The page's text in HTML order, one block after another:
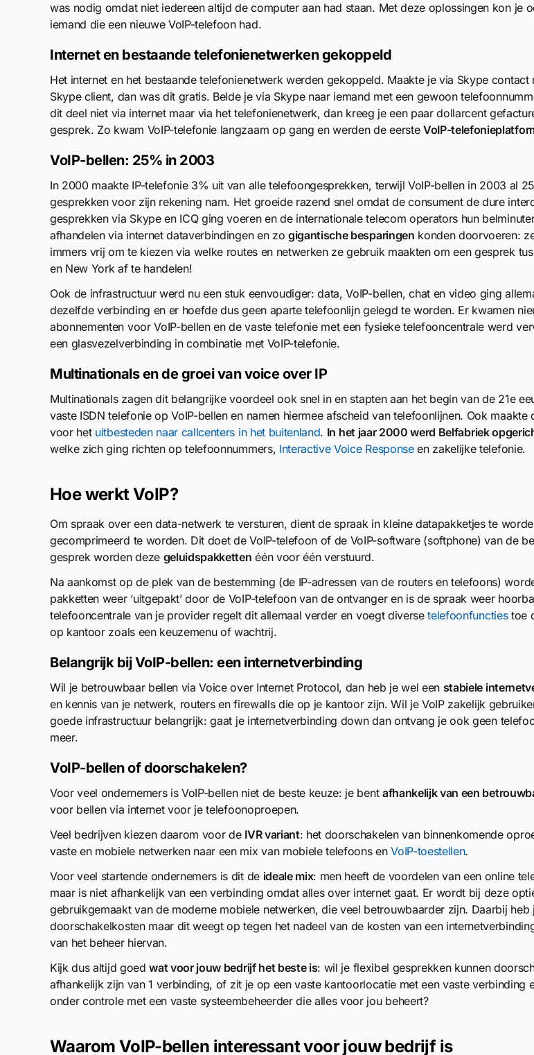
was nodig omdat niet iedereen altijd de computer aan had staan. Met deze oplossingen kon je
iemand die een nieuwe VoIP-telefoon had.
Internet en bestaande telefonienetwerken gekoppeld
Het internet en het bestaande telefonienetwerk werden gekoppeld. Maakte je via Skype contact
Skype client, dan was dit gratis. Belde je via Skype naar iemand met een gewoon
dit deel niet via internet maar via het telefonienetwerk, dan kreeg je een paar dollarcent
gesprek. Zo kwam VoIP-telefonie langzaam op gang en werden de eerste VoIP-
VoIP-bellen: 25% in 2003
In 2000 maakte IP-telefonie 3% uit van alle telefoongesprekken, terwijl VoIP-bellen in 2003 al
gesprekken voor zijn rekening nam. Het groeide razend snel omdat de consument de dure
gesprekken via Skype en ICQ ging voeren en de internationale telecom operators hun
afhandelen via internet dataverbindingen en zo gigantische besparingen konden doorvoeren:
immers vrij om te kiezen via welke routes en netwerken ze gebruik maakten om een gesprek
en New York af te handelen!
Ook de infrastructuur werd nu een stuk eenvoudiger: data, VoIP-bellen, chat en video ging
dezelfde verbinding en er hoefde dus geen aparte telefoonlijn gelegd te worden. Er kwamen
abonnementen voor VoIP-bellen en de vaste telefonie met een fysieke telefooncentrale werd
een glasvezelverbinding in combinatie met VoIP-telefonie.
Multinationals en de groei van voice over IP
Multinationals zagen dit belangrijke voordeel ook snel in en stapten aan het begin van de 21e
vaste ISDN telefonie op VoIP-bellen en namen hiermee afscheid van telefoonlijnen. Ook maakte
voor het uitbesteden naar callcenters in het buitenland. In het jaar 2000 werd Belfabriek
welke zich ging richten op telefoonnummers, Interactive Voice Responseen zakelijke telefonie.
Hoe werkt VoIP?
Om spraak over een data-netwerk te versturen, dient de spraak in kleine datapakketjes te
gecomprimeerd te worden. Dit doet de VoIP-telefoon of de VoIP-software (softphone) van de
gesprek worden deze geluidspakketten één voor één verstuurd.
Na aankomst op de plek van de bestemming (de IP-adressen van de routers en telefoons)
pakketten weer ‘uitgepakt’ door de VoIP-telefoon van de ontvanger en is de spraak weer
telefooncentrale van je provider regelt dit allemaal verder en voegt diversetelefoonfunctiestoe
op kantoor zoals een keuzemenu of wachtrij.
Belangrijk bij VoIP-bellen: een internetverbinding
Wil je betrouwbaar bellen via Voice over Internet Protocol, dan heb je wel een stabiele
en kennis van je netwerk, routers en firewalls die op je kantoor zijn. Wil je VoIP zakelijk
goede infrastructuur belangrijk: gaat je internetverbinding down dan ontvang je ook geen
meer.
VoIP-bellen of doorschakelen?
Voor veel ondernemers is VoIP-bellen niet de beste keuze: je bent afhankelijk van een
voor bellen via internet voor je telefoonoproepen.
Veel bedrijven kiezen daarom voor de IVR variant: het doorschakelen van binnenkomende
vaste en mobiele netwerken naar een mix van mobiele telefoons enVoIP-toestellen.
Voor veel startende ondernemers is dit de ideale mix: men heeft de voordelen van een online
maar is niet afhankelijk van een verbinding omdat alles over internet gaat. Er wordt bij deze
gebruikgemaakt van de moderne mobiele netwerken, die veel betrouwbaarder zijn. Daarbij heb
doorschakelkosten maar dit weegt op tegen het nadeel van de kosten van een
van het beheer hiervan.
Kijk dus altijd goedwat voor jouw bedrijf het beste is: wil je flexibel gesprekken kunnen
afhankelijk zijn van 1 verbinding, of zit je op een vaste kantoorlocatie met een vaste verbinding
onder controle met een vaste systeembeheerder die alles voor jou beheert?
Waarom VoIP-bellen interessant voor jouw bedrijf is